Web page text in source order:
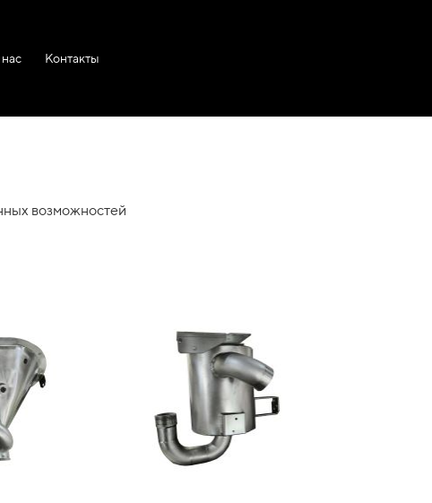
Контакты
возможностей